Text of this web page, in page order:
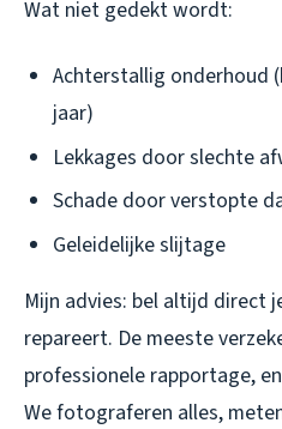
Wat niet gedekt wordt:
Achterstallig onderhoud
jaar)
Lekkages door slechte
Schade door verstopte
Geleidelijke slijtage
Mijn advies: bel altijd direct
repareert. De meeste
professionele rapportage,
We fotograferen alles,